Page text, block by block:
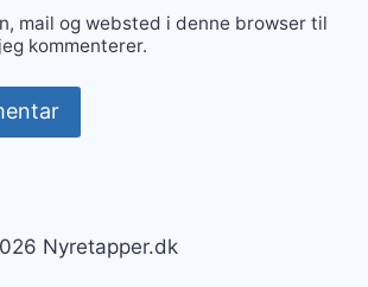
mail og websted i denne browser til
kommenterer.
Nyretapper.dk